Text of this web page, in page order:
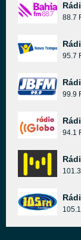
88.7
95.7
99.9
94.1